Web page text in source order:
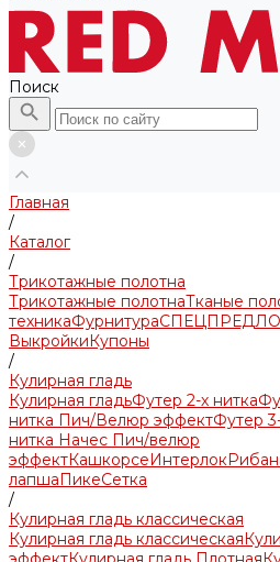
Поиск
Главная
/
Каталог
/
Трикотажные полотна
Трикотажные полотнаТканые
техникаФурнитура
ВыкройкиКупоны
/
Кулирная гладь
Кулирная гладьФутер 2-х нитка
нитка Пич/Велюр эффектФутер
нитка Начес Пич/велюр
эффектКашкорсеИнтерлок
лапшаПикеСетка
/
Кулирная гладь классическая
Кулирная гладь классическая